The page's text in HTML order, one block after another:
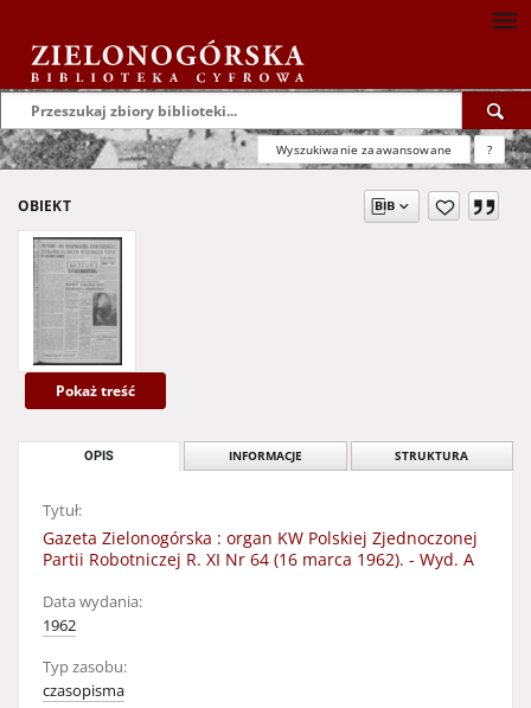
Wyszukiwanie zaawansowane ?
OBIEKT
Pokaż treść
OPIS INFORMACJE STRUKTURA
Tytuł:
Gazeta Zielonogórska : organ KW Polskiej Zjednoczonej
Partii Robotniczej R. XI Nr 64 (16 marca 1962). - Wyd. A
Data wydania:
1962
Typ zasobu:
czasopisma